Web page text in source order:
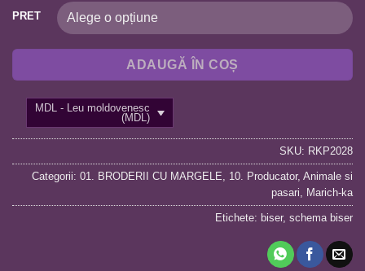
PRET
ADAUGĂ ÎN COȘ
MDL - Leu moldovenesc
(MDL)
SKU: RKP2028
Categorii: 01. BRODERII CU MARGELE, 10. Producator, Animale si
pasari, Marich-ka
Etichete: biser, schema biser